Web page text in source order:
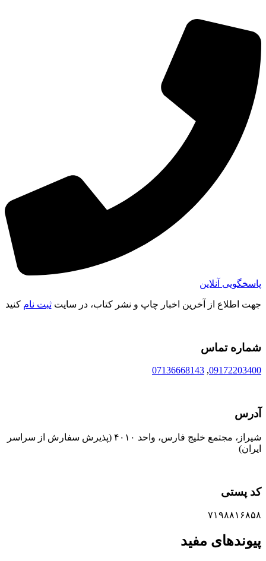
پاسخگویی آنلاین
جهت اطلاع از آخرین اخبار چاپ و نشر کتاب، در سایتثبت نام کنید
شماره تماس
09172203400
,
07136668143
آدرس
شیراز، مجتمع خلیج فارس، واحد ۴۰۱۰ (پذیرش سفارش از سراسر
ایران)
کد پستی
۷۱۹۸۸۱۶۸۵۸
پیوندهای مفید